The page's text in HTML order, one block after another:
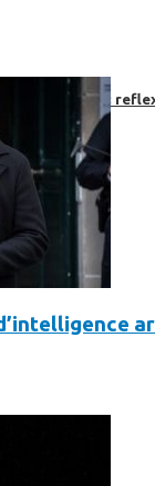
photo « reflex